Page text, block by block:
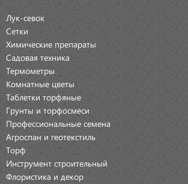
Лук-севок
Сетки
Химические препараты
Садовая техника
Термометры
Комнатные цветы
Таблетки торфяные
Грунты и торфосмеси
Профессиональные семена
Агроспан и геотекстиль
Торф
Инструмент строительный
Флористика и декор